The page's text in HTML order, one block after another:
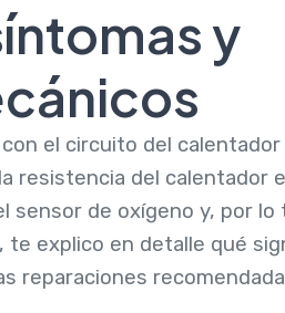
y
el circuito del
resistencia del calentador
sensor de oxígeno y, por lo
te explico en detalle qué
reparaciones